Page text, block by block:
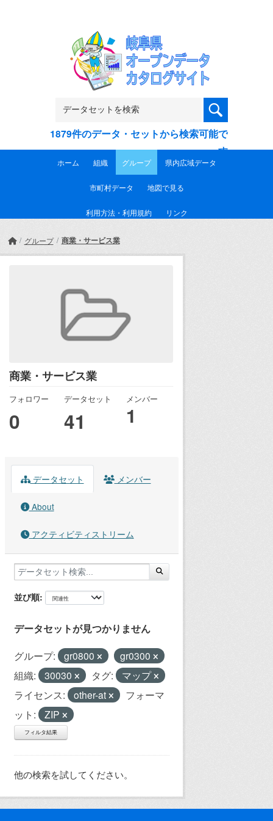
1879件のデータ・セットから検索可能で
す
ホーム 組織 グループ 県内広域データ
市町村データ 地図で見る
利用方法・利用規約 リンク
グループ 商業・サービス業
商業・サービス業
フォロワー
0
データセット
41
メンバー
1
データセット メンバー
About
アクティビティストリーム
並び順
データセットが見つかりません
グループ: gr0800
gr0300
組織:
30030 タグ:
マップ
ライセンス:
other-at
フォーマ
ット:
ZIP
フィルタ結果
他の検索を試してください。